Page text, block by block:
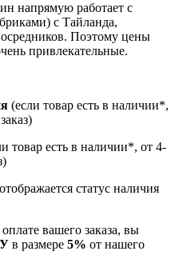
напрямую работает с
с Тайланда,
Поэтому цены
привлекательные.
(если товар есть в наличии*,
товар есть в наличии*, от 4-
статус наличия
вашего заказа, вы
в размере 5% от нашего